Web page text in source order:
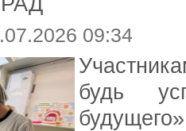
09:34
будь